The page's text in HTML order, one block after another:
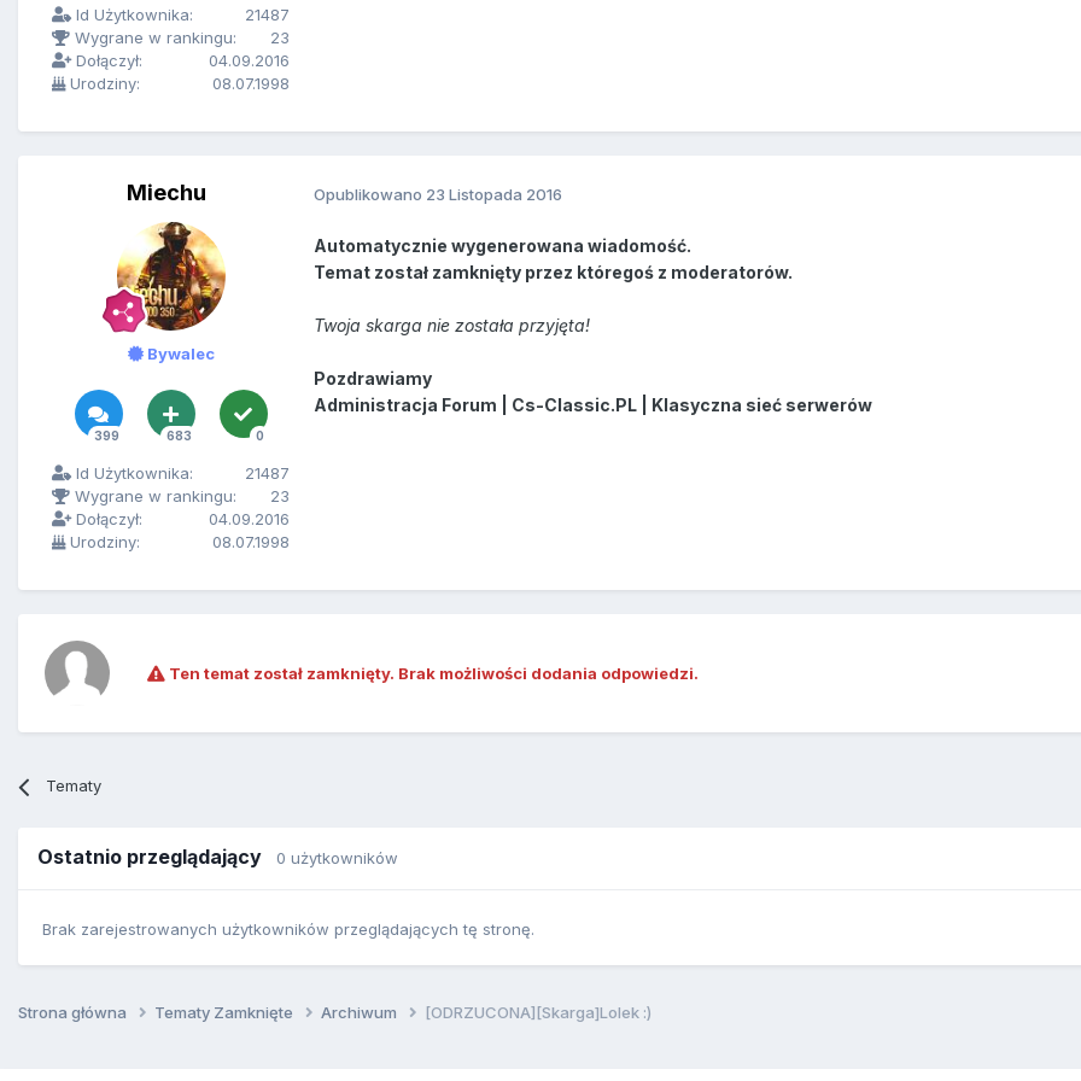
Id Użytkownika:
21487
Wygrane w rankingu:
23
Dołączył:
04.09.2016
Urodziny:
08.07.1998
Miechu
Bywalec
399 683 0
Id Użytkownika:
21487
Wygrane w rankingu:
23
Dołączył:
04.09.2016
Urodziny:
08.07.1998
Opublikowano 23 Listopada 2016
Automatycznie wygenerowana wiadomość.
Temat został zamknięty przez któregoś z moderatorów.
Twoja skarga nie została przyjęta!
Pozdrawiamy
Administracja Forum | Cs-Classic.PL | Klasyczna sieć serwerów
Ten temat został zamknięty. Brak możliwości dodania odpowiedzi.
Tematy
Ostatnio przeglądający 0 użytkowników
Brak zarejestrowanych użytkowników przeglądających tę stronę.
Strona główna Tematy Zamknięte Archiwum [ODRZUCONA][Skarga]Lolek :)